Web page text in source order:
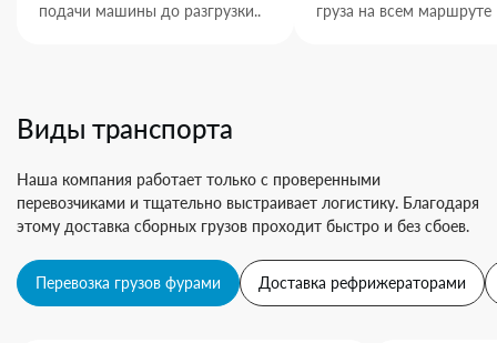
подачи машины до разгрузки..
груза на всем маршруте
Виды транспорта
Наша компания работает только с проверенными
перевозчиками и тщательно выстраивает логистику. Благодаря
этому доставка сборных грузов проходит быстро и без сбоев.
Перевозка грузов фурами Доставка рефрижераторами